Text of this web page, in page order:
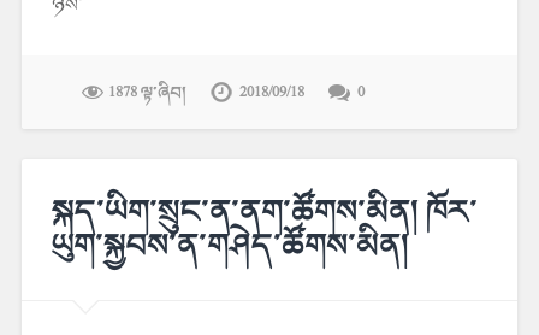
1878 ལྟ་ཞིབ། 2018/09/18 0
སྐད་ཡིག་སྲུང་ན་ནག་ཚོགས་མིན། ཁོར་
ཡུག་སྐྱབས་ན་གཤེད་ཚོགས་མིན།